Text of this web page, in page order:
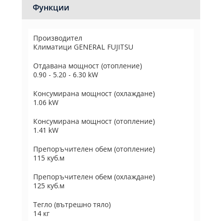
Функции
Производител
Климатици GENERAL FUJITSU
Отдавана мощност (отопление)
0.90 - 5.20 - 6.30 kW
Консумирана мощност (охлаждане)
1.06 kW
Консумирана мощност (отопление)
1.41 kW
Препоръчителен обем (отопление)
115 куб.м
Препоръчителен обем (охлаждане)
125 куб.м
Тегло (вътрешно тяло)
14 кг